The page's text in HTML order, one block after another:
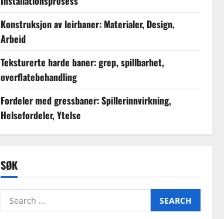
Konstruksjon av leirbaner: Materialer, Design,
Arbeid
Teksturerte harde baner: grep, spillbarhet,
overflatebehandling
Fordeler med gressbaner: Spillerinnvirkning,
Helsefordeler, Ytelse
SØK
Search
for: